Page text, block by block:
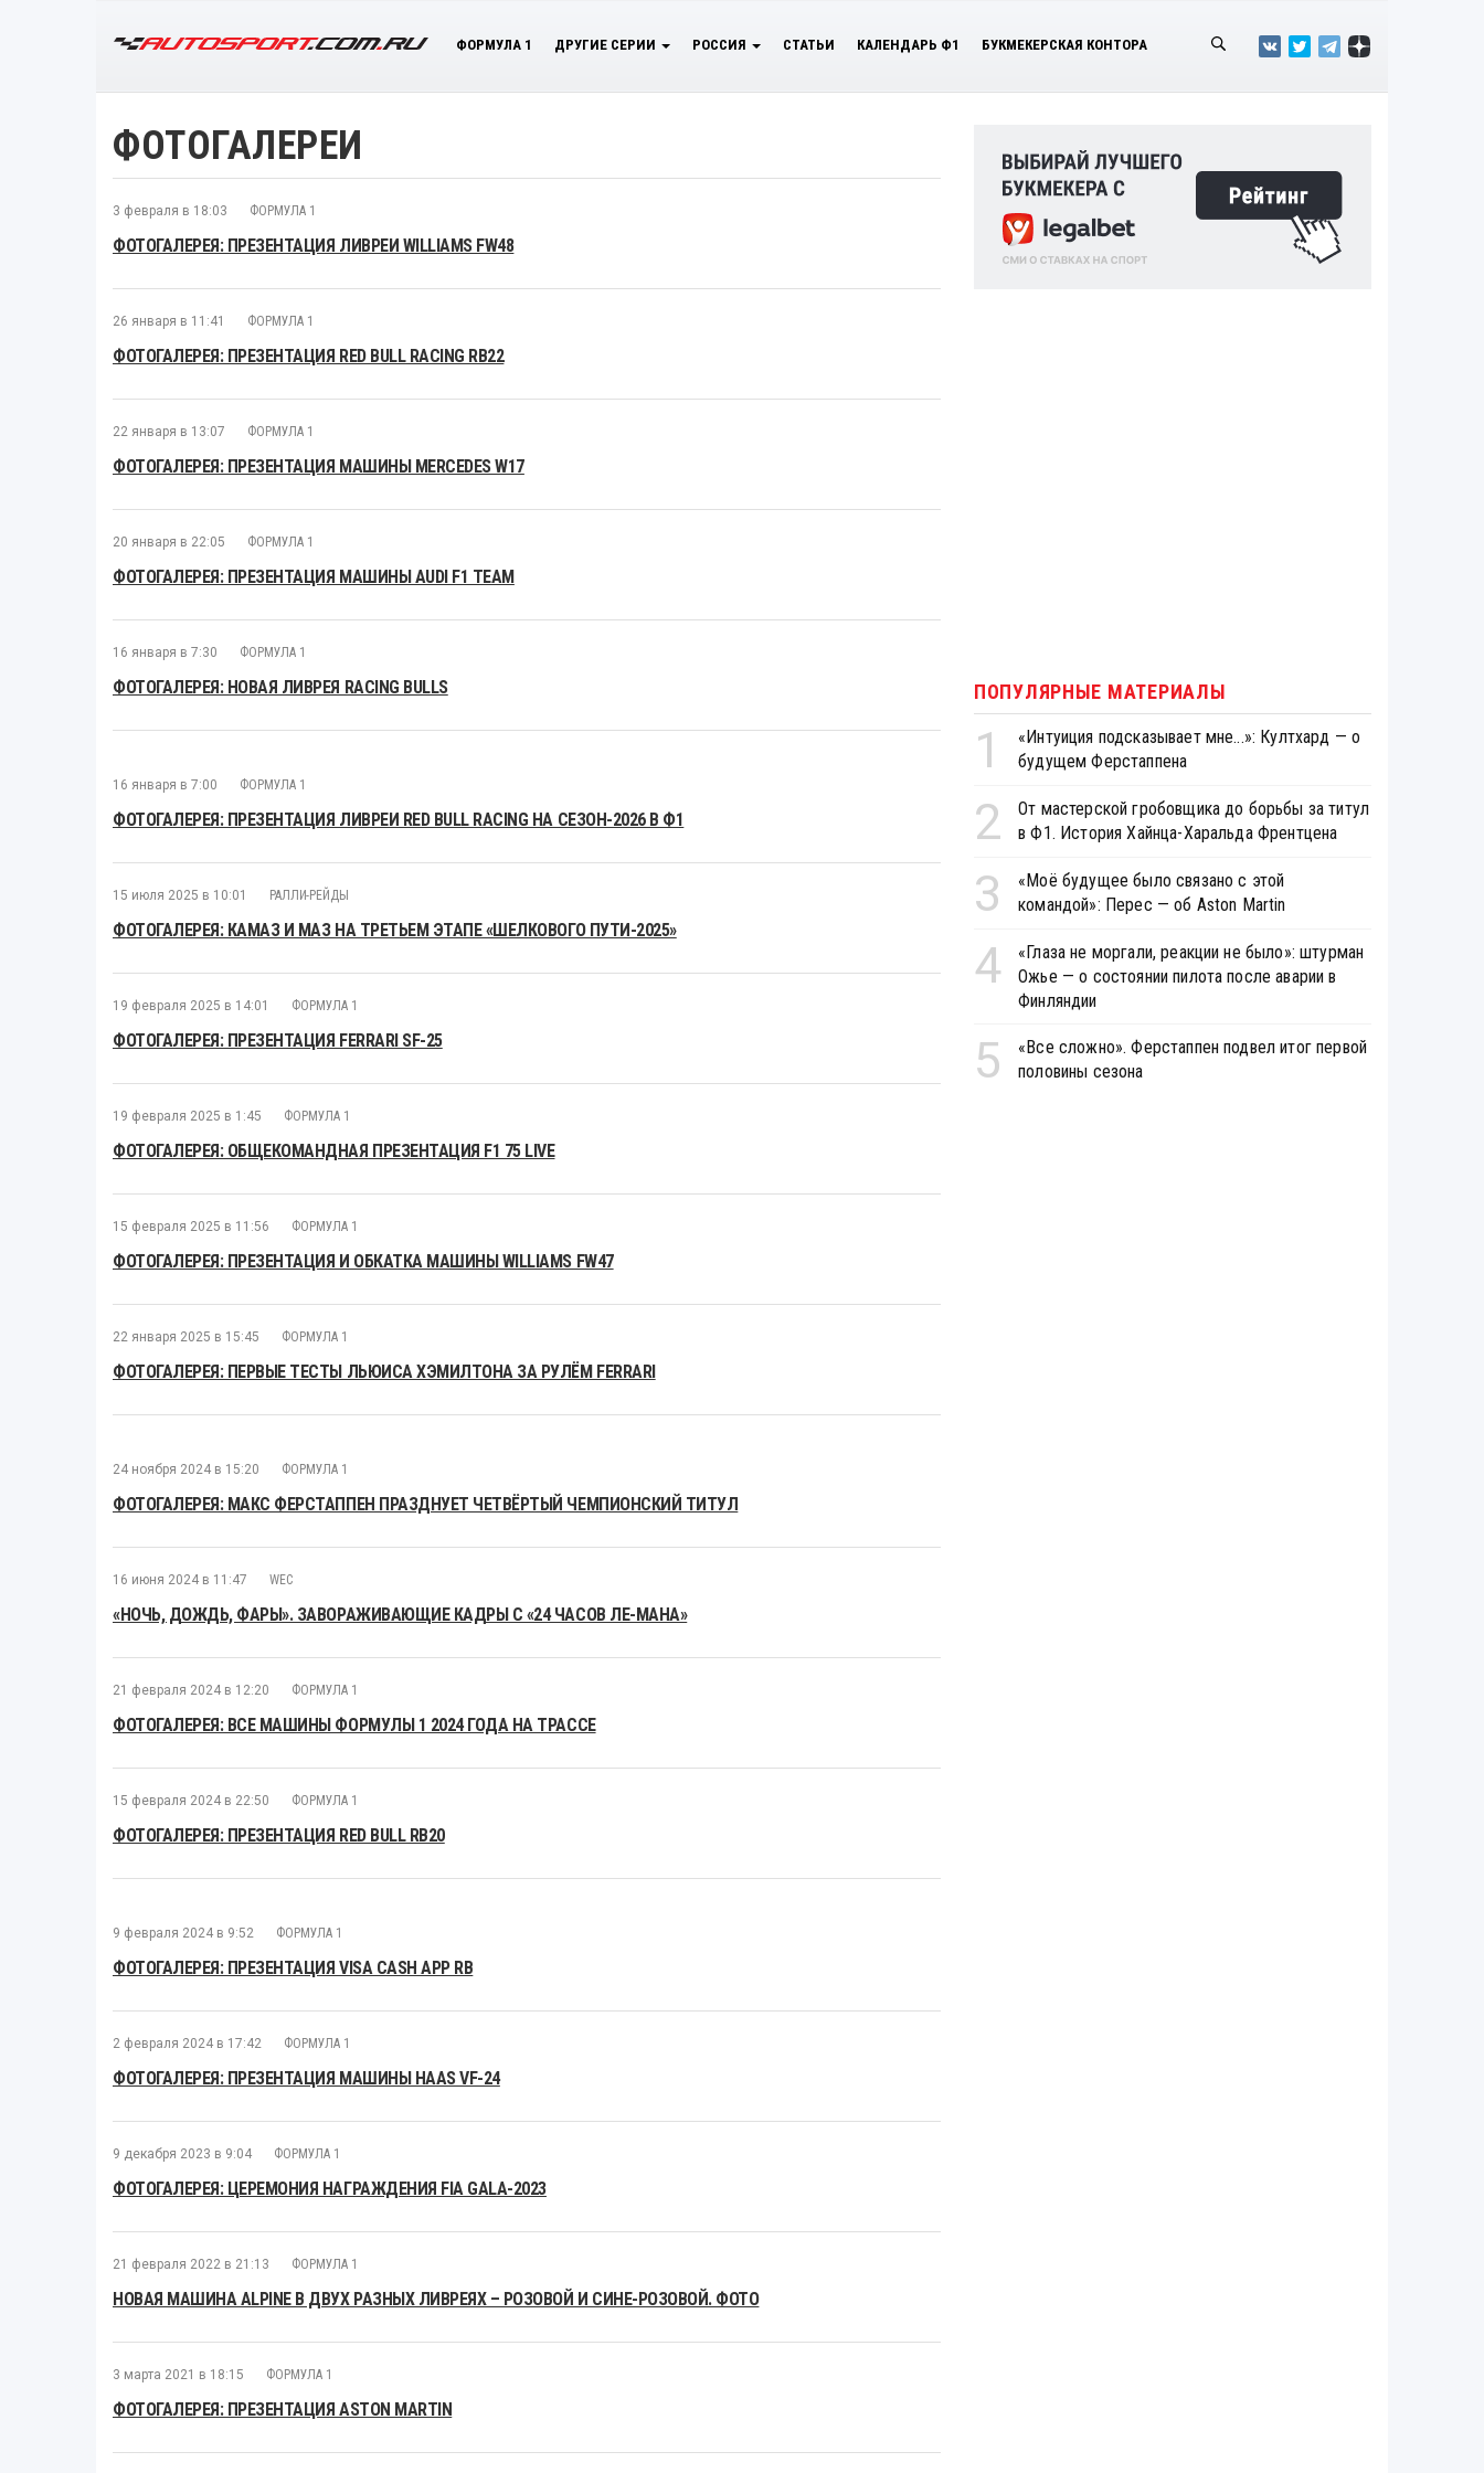
ФОРМУЛА 1 ДРУГИЕ СЕРИИ РОССИЯ СТАТЬИ КАЛЕНДАРЬ Ф1 БУКМЕКЕРСКАЯ КОНТОРА
ФОТОГАЛЕРЕИ
3 февраля в 18:03 ФОРМУЛА 1
ФОТОГАЛЕРЕЯ: ПРЕЗЕНТАЦИЯ ЛИВРЕИ WILLIAMS FW48
26 января в 11:41 ФОРМУЛА 1
ФОТОГАЛЕРЕЯ: ПРЕЗЕНТАЦИЯ RED BULL RACING RB22
22 января в 13:07 ФОРМУЛА 1
ФОТОГАЛЕРЕЯ: ПРЕЗЕНТАЦИЯ МАШИНЫ MERCEDES W17
20 января в 22:05 ФОРМУЛА 1
ФОТОГАЛЕРЕЯ: ПРЕЗЕНТАЦИЯ МАШИНЫ AUDI F1 TEAM
16 января в 7:30 ФОРМУЛА 1
ФОТОГАЛЕРЕЯ: НОВАЯ ЛИВРЕЯ RACING BULLS
16 января в 7:00 ФОРМУЛА 1
ФОТОГАЛЕРЕЯ: ПРЕЗЕНТАЦИЯ ЛИВРЕИ RED BULL RACING НА СЕЗОН-2026 В Ф1
15 июля 2025 в 10:01 РАЛЛИ-РЕЙДЫ
ФОТОГАЛЕРЕЯ: КАМАЗ И МАЗ НА ТРЕТЬЕМ ЭТАПЕ «ШЕЛКОВОГО ПУТИ-2025»
19 февраля 2025 в 14:01 ФОРМУЛА 1
ФОТОГАЛЕРЕЯ: ПРЕЗЕНТАЦИЯ FERRARI SF-25
19 февраля 2025 в 1:45 ФОРМУЛА 1
ФОТОГАЛЕРЕЯ: ОБЩЕКОМАНДНАЯ ПРЕЗЕНТАЦИЯ F1 75 LIVE
15 февраля 2025 в 11:56 ФОРМУЛА 1
ФОТОГАЛЕРЕЯ: ПРЕЗЕНТАЦИЯ И ОБКАТКА МАШИНЫ WILLIAMS FW47
22 января 2025 в 15:45 ФОРМУЛА 1
ФОТОГАЛЕРЕЯ: ПЕРВЫЕ ТЕСТЫ ЛЬЮИСА ХЭМИЛТОНА ЗА РУЛЁМ FERRARI
24 ноября 2024 в 15:20 ФОРМУЛА 1
ФОТОГАЛЕРЕЯ: МАКС ФЕРСТАППЕН ПРАЗДНУЕТ ЧЕТВЁРТЫЙ ЧЕМПИОНСКИЙ ТИТУЛ
16 июня 2024 в 11:47 WEC
«НОЧЬ, ДОЖДЬ, ФАРЫ». ЗАВОРАЖИВАЮЩИЕ КАДРЫ С «24 ЧАСОВ ЛЕ-МАНА»
21 февраля 2024 в 12:20 ФОРМУЛА 1
ФОТОГАЛЕРЕЯ: ВСЕ МАШИНЫ ФОРМУЛЫ 1 2024 ГОДА НА ТРАССЕ
15 февраля 2024 в 22:50 ФОРМУЛА 1
ФОТОГАЛЕРЕЯ: ПРЕЗЕНТАЦИЯ RED BULL RB20
9 февраля 2024 в 9:52 ФОРМУЛА 1
ФОТОГАЛЕРЕЯ: ПРЕЗЕНТАЦИЯ VISA CASH APP RB
2 февраля 2024 в 17:42 ФОРМУЛА 1
ФОТОГАЛЕРЕЯ: ПРЕЗЕНТАЦИЯ МАШИНЫ HAAS VF-24
9 декабря 2023 в 9:04 ФОРМУЛА 1
ФОТОГАЛЕРЕЯ: ЦЕРЕМОНИЯ НАГРАЖДЕНИЯ FIA GALA-2023
21 февраля 2022 в 21:13 ФОРМУЛА 1
НОВАЯ МАШИНА ALPINE В ДВУХ РАЗНЫХ ЛИВРЕЯХ – РОЗОВОЙ И СИНЕ-РОЗОВОЙ. ФОТО
3 марта 2021 в 18:15 ФОРМУЛА 1
ФОТОГАЛЕРЕЯ: ПРЕЗЕНТАЦИЯ ASTON MARTIN
ПОПУЛЯРНЫЕ МАТЕРИАЛЫ
1
«Интуиция подсказывает мне...»: Култхард — о
будущем Ферстаппена
2
От мастерской гробовщика до борьбы за титул
в Ф1. История Хайнца-Харальда Френтцена
3
«Моё будущее было связано с этой
командой»: Перес — об Aston Martin
4
«Глаза не моргали, реакции не было»: штурман
Ожье — о состоянии пилота после аварии в
Финляндии
5
«Все сложно». Ферстаппен подвел итог первой
половины сезона